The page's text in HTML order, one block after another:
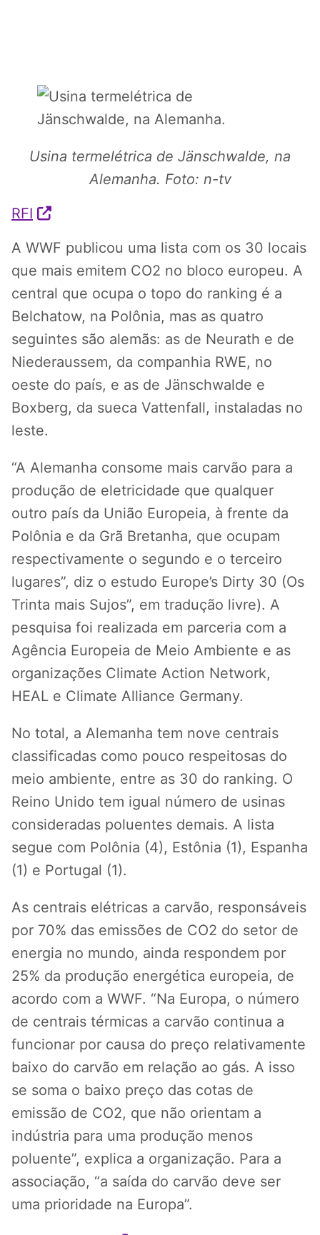
Usina termelétrica de Jänschwalde, na
Alemanha. Foto: n-tv
RFI
A WWF publicou uma lista com os 30 locais
que mais emitem CO2 no bloco europeu. A
central que ocupa o topo do ranking é a
Belchatow, na Polônia, mas as quatro
seguintes são alemãs: as de Neurath e de
Niederaussem, da companhia RWE, no
oeste do país, e as de Jänschwalde e
Boxberg, da sueca Vattenfall, instaladas no
leste.
“A Alemanha consome mais carvão para a
produção de eletricidade que qualquer
outro país da União Europeia, à frente da
Polônia e da Grã Bretanha, que ocupam
respectivamente o segundo e o terceiro
lugares”, diz o estudo Europe’s Dirty 30 (Os
Trinta mais Sujos”, em tradução livre). A
pesquisa foi realizada em parceria com a
Agência Europeia de Meio Ambiente e as
organizações Climate Action Network,
HEAL e Climate Alliance Germany.
No total, a Alemanha tem nove centrais
classificadas como pouco respeitosas do
meio ambiente, entre as 30 do ranking. O
Reino Unido tem igual número de usinas
consideradas poluentes demais. A lista
segue com Polônia (4), Estônia (1), Espanha
(1) e Portugal (1).
As centrais elétricas a carvão, responsáveis
por 70% das emissões de CO2 do setor de
energia no mundo, ainda respondem por
25% da produção energética europeia, de
acordo com a WWF. “Na Europa, o número
de centrais térmicas a carvão continua a
funcionar por causa do preço relativamente
baixo do carvão em relação ao gás. A isso
se soma o baixo preço das cotas de
emissão de CO2, que não orientam a
indústria para uma produção menos
poluente”, explica a organização. Para a
associação, “a saída do carvão deve ser
uma prioridade na Europa”.